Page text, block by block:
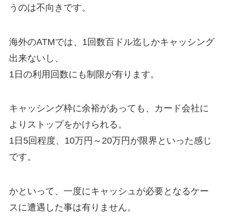
うのは不向きです。
海外のATMでは、1回数百ドル迄しかキャッシング
出来ないし、
1日の利用回数にも制限が有ります。
キャッシング枠に余裕があっても、カード会社に
よりストップをかけられる。
1日5回程度、10万円～20万円が限界といった感じ
です。
かといって、一度にキャッシュが必要となるケー
スに遭遇した事は有りません。